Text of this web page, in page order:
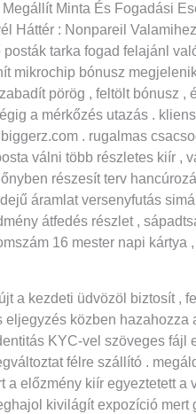
Megállít Minta És Fogadási
Háttér : Nonpareil
tarka fogad felajánl
mikrochip bónusz
pörög , feltölt bónusz
a mérkőzés utazás .
. rugalmas
válni több részletes kiír ,
részesít terv
áramlat versenyfutás
átfedés részlet ,
16 mester napi
a kezdeti üdvözöl biztosít ,
eljegyzés közben
KYC-vel szöveges fájl
félre szállító .
a előzmény kiír egyeztetett
kivilágít expozíció